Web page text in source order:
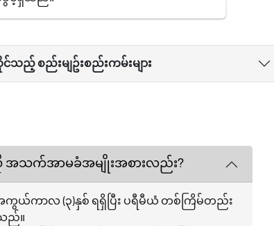
ည့် စည်းမျဥ်းစည်းကမ်းများ
သက်အာမခံအမျိုးအစားလည်း?
ကာလ (၃)နှစ် ရရှိပြီး ပရီမီယံ တစ်ကြိမ်တည်း
ည်။